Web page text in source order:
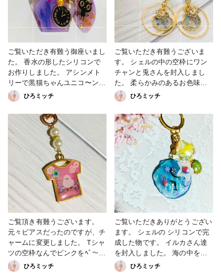
#Instagram#エコバッグ Twitter
#UVレジン #シェル #エメラル
#Twitter #Instagram
ご覧いただき有難う御座いまし
た。 香水の形したシリコンで
お作りしました。 アシンメト
リーで黒猫ちゃんユニコ〜ンを
封入しました。 お色味は紫色
でめっちゃ可愛い仕上がりとな
ってます。 あまり他では被ら
ない一点物です。 カジュアル
系に合わせやすいと思います。
気泡が混じったりする場合もあ
ります。 予めご了承くださ
い。 試行錯誤で可愛いピアス
です。 #アクセサリー部 #販売
中 #ピアス #ユニコーン #黒猫
#レジンアクセサリー#minne
#creema #booth #Instagram
#Twitter
ひろミッチ
ご覧いただき有難うございま
す。 シェルの中の空枠にワン
チャンと兎さんを封入しまし
た。 柔らかみのあるお色味で
す。 動物を封入した事でアシ
ンメトリーぽくして見ました。
めっちゃ可愛い仕上がりになり
ました。 #アクセサリ
ー部 #販売中 #兎 #犬 #ピアス
#minne #Twitter #Instagram
#booth #creema #レジンアク
セサリー
ひろミッチ
ご覧頂き有難うございます。
元々ピアスだったのですが、チ
ャームに変更しました。 Tシャ
ツの空枠なんでピンクをﾍﾞ〜ス
にして 可愛くしてみました。
マスクチャ〜ムにも変更可能で
ひろミッチ
ご覧いただきありがとうござい
ます。 シェルの シリコンで完
成した物です。 イルカさん達
を封入しました。 海の中を泳
いでるイメージでお作りしまし
た。 マ〜メイドも気持ちよく
ひろミッチ